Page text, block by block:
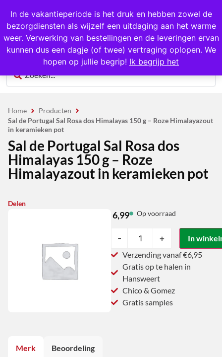
In de vakantieperiode is het druk en hebben zowel de
bezorgdiensten als wijzelf een uitdaging aan het warme
weer. Verwerking van bestellingen en de leveringen ervan
kunnen dus een dagje (of twee) vertraging oplopen. We
hopen op jullie begrip! Ik begrijp het
1000+ producten op voorraad
0
Home
Producten
Sal de Portugal Sal Rosa dos Himalayas 150 g – Roze Himalayazout
in keramieken pot
Sal de Portugal Sal Rosa dos
Himalayas 150 g – Roze
Himalayazout in keramieken pot
Delen
6,99 Op voorraad
- +
In
Verzending vanaf €6,95
Gratis op te halen in
Hansweert
Chico & Gomez
Gratis samples
Merk Beoordeling